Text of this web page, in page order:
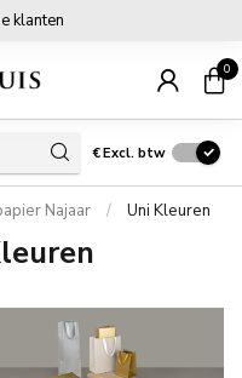
klanten
0
€Excl. btw
Najaar / Uni Kleuren